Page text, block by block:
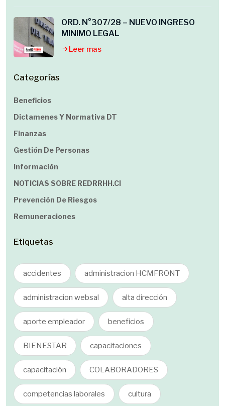
ORD. N°307/28 – NUEVO INGRESO
MINIMO LEGAL
Leer mas
Categorías
Beneficios
Dictamenes Y Normativa DT
Finanzas
Gestión De Personas
Información
NOTICIAS SOBRE REDRRHH.cl
Prevención De Riesgos
Remuneraciones
Etiquetas
accidentes administracion HCMFRONT
administracion websal alta dirección
aporte empleador beneficios
BIENESTAR capacitaciones
capacitación COLABORADORES
competencias laborales cultura